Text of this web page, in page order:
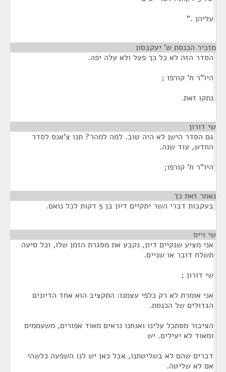
עליהן ."
מזכיר הכנסת ש' יעקבסון
הסדר הזה לא כל כך פעל ולא עלה יפה.
היו"ר ח' קורפו ;
נתקו זאת.
שי דורון
גם הסדר הישן לא היה טוב. למה למהר? תנו צ'אנס לסדר
החדש, עוד שנה.
היו"ר ח' קורפו;
נאמר זאת כך
בעקבות דברי השר יתקיים דיון בן 5 דקות לכל נואם.
שי וייס
אני מציע שנקיים דיון, נקבע את מסגרת הזמן שלו, וכל סיעה
תשלח דובר או שניים.
שי דורון ;
אני אומרת לא רק כלפי עצמנו: התקציב הוא אחד הדיונים
הגדולים של הכנסת.
הציבור מסתכל עלינו ואנחנו נראים מאוד אפורים, משעממים
ומאוד לא יעילים. יש
דברים שהם לא בשליטתנו, אבל כאן יש לנו השפעה כלשהי
אם לא שליטה.